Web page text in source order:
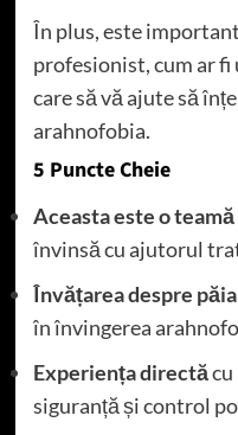
În plus, este
profesionist, cum ar fi
care să vă ajute să
arahnofobia.
5 Puncte Cheie
Aceasta este o
învinsă cu ajutorul
Învățarea despre
în învingerea
Experiența directăcu
siguranță și control